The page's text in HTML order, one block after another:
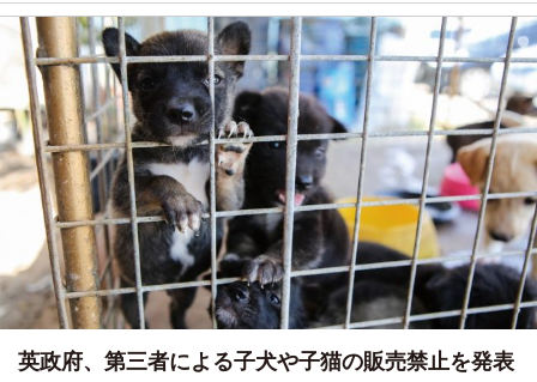
英政府、第三者による子犬や子猫の販売禁止を発表